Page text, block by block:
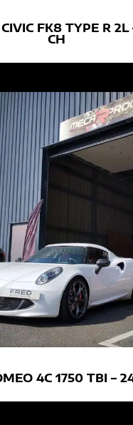
FK8 TYPE R 2L
CH
4C 1750 TBI –